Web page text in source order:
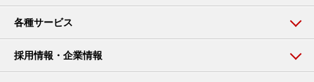
各種サービス
採用情報・企業情報